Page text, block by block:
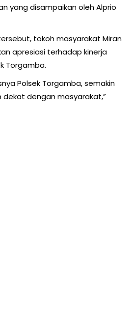
yang disampaikan oleh Alprio
tokoh masyarakat Miran
apresiasi terhadap kinerja
Torgamba.
Polsek Torgamba, semakin
dekat dengan masyarakat,”